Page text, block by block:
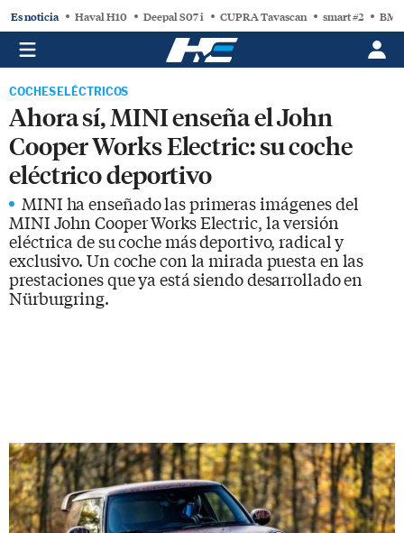
Es noticia Haval H10 Deepal S07 i CUPRA Tavascan smart #2
COCHES ELÉCTRICOS
Ahora sí, MINI enseña el John
Cooper Works Electric: su coche
eléctrico deportivo
MINI ha enseñado las primeras imágenes del
MINI John Cooper Works Electric, la versión
eléctrica de su coche más deportivo, radical y
exclusivo. Un coche con la mirada puesta en las
prestaciones que ya está siendo desarrollado en
Nürburgring.